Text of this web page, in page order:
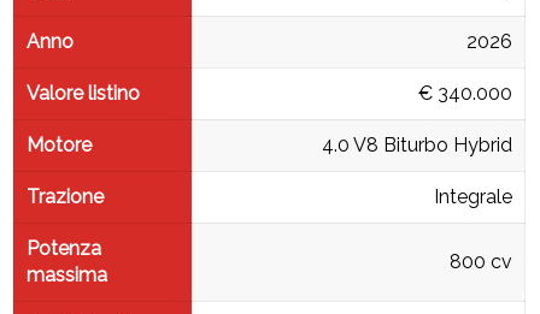
Anno 2026
Valore listino € 340.000
Motore 4.0 V8 Biturbo Hybrid
Trazione Integrale
Potenza
massima
800 cv